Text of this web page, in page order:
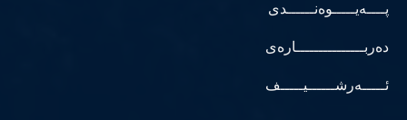
پــــەیـــــوەنــــــدی
دەربـــــــــــــــارەی
ئـــــەرشــــــیـــــف